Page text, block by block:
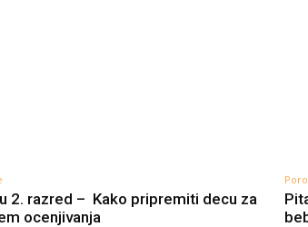
2. razred – Kako pripremiti decu za
ocenjivanja